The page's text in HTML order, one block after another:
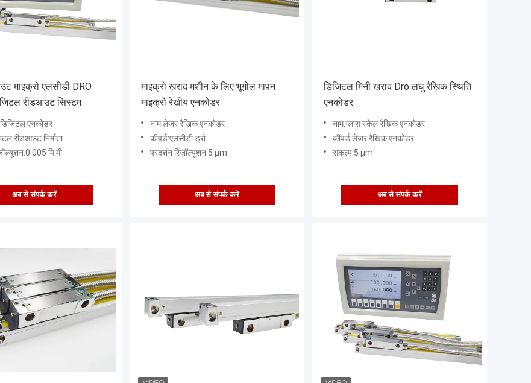
माइक्रो एलसीडी DRO
रीडआउट सिस्टम
एनकोडर
रीडआउट निर्माता
मि.मी.
अब से संपर्क करें
माइक्रो खराद मशीन के लिए भूगोल मापन
माइक्रो रेखीय एनकोडर
नाम:लेजर रैखिक एनकोडर
कीवर्ड:एलसीडी ड्रो
प्रदर्शन रिज़ॉल्यूशन:5 µm
अब से संपर्क करें
डिजिटल मिनी खराद Dro लघु रैखिक स्थिति
एनकोडर
नाम:ग्लास स्केल रैखिक एनकोडर
कीवर्ड:लेजर रैखिक एनकोडर
संकल्प:5 µm
अब से संपर्क करें